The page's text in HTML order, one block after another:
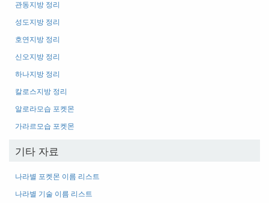
관동지방 정리
성도지방 정리
호연지방 정리
신오지방 정리
하나지방 정리
칼로스지방 정리
알로라모습 포켓몬
가라르모습 포켓몬
기타 자료
나라별 포켓몬 이름 리스트
나라별 기술 이름 리스트